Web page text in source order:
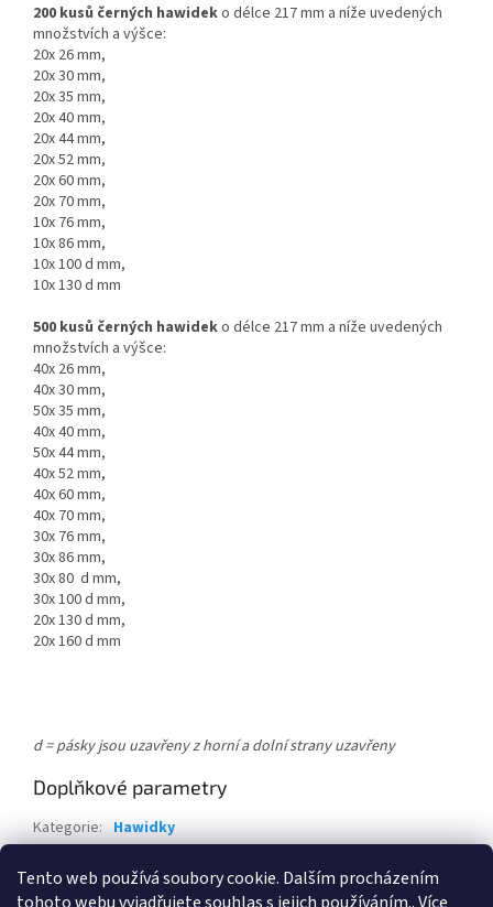
Tento web používá soubory cookie. Dalším procházením
200 kusů černých hawideko délce 217 mm a níže uvedených
množstvích a výšce:
20x 26 mm,
20x 30 mm,
20x 35 mm,
20x 40 mm,
20x 44 mm,
20x 52 mm,
20x 60 mm,
20x 70 mm,
10x 76 mm,
10x 86 mm,
10x 100 d mm,
10x 130 d mm
500 kusů černých hawideko délce 217 mm a níže uvedených
množstvích a výšce:
40x 26 mm,
40x 30 mm,
50x 35 mm,
40x 40 mm,
50x 44 mm,
40x 52 mm,
40x 60 mm,
40x 70 mm,
30x 76 mm,
30x 86 mm,
30x 80 d mm,
30x 100 d mm,
20x 130 d mm,
20x 160 d mm
d = pásky jsou uzavřeny z horní a dolní strany uzavřeny
Doplňkové parametry
Kategorie: Hawidky
EAN: Zvolte variantu